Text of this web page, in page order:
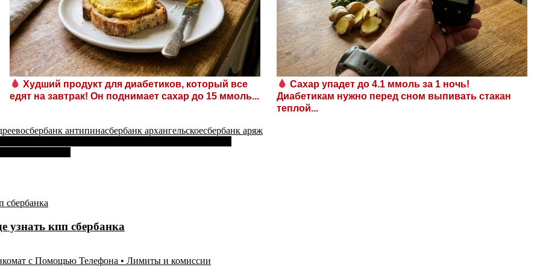
Худший продукт для диабетиков, который все
едят на завтрак! Он поднимает сахар до 15 ммоль...
Сахар упадет до 4.1 ммоль за 1 ночь!
Диабетикам нужно перед сном выпивать стакан
теплой...
сбербанк антипинасбербанк архангельскоесбербанк аряж
узнать кпп сбербанка